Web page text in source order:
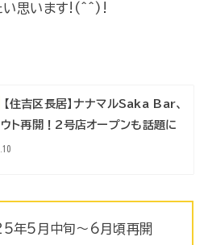
い思います!(^^)!
【住吉区長居】ナナマルSaka Bar、
ウト再開！2号店オープンも話題に
年5月中旬～6月頃再開